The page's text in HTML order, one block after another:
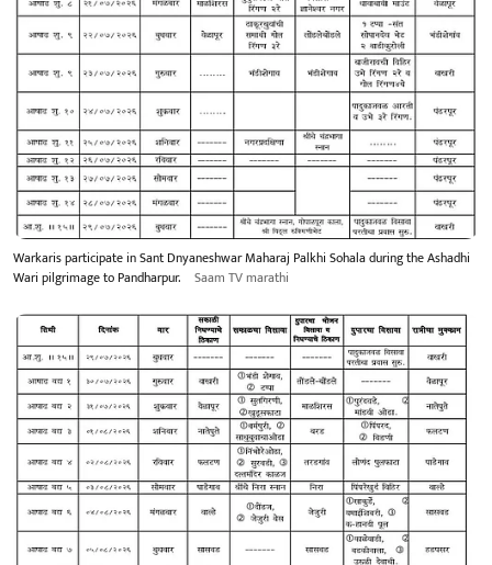
Warkaris participate in Sant Dnyaneshwar Maharaj Palkhi Sohala during the Ashadhi
Wari pilgrimage to Pandharpur.
Saam TV marathi